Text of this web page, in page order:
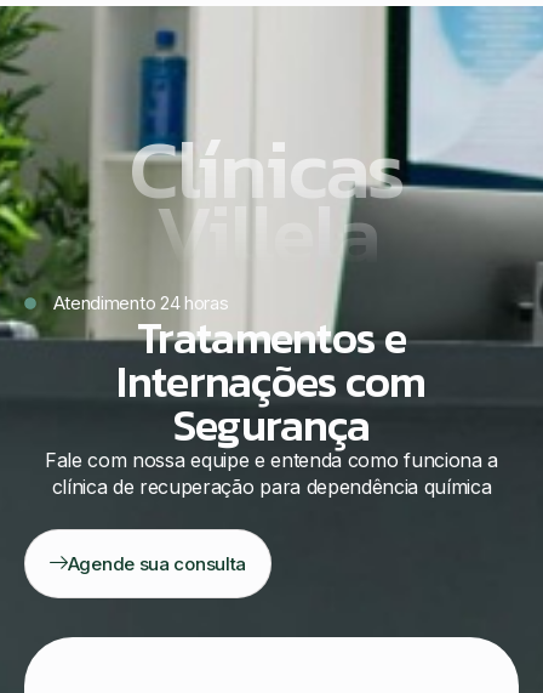
Clínicas
Villela
Atendimento 24 horas
Tratamentos e
Internações com
Segurança
Fale com nossa equipe e entenda como funciona a
clínica de recuperação para dependência química
Agende sua consulta